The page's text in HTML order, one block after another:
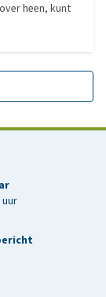
heen, kunt
uur